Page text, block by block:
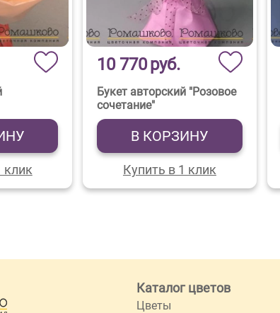
клик
10 770руб.
Букет авторский "Розовое
сочетание"
В КОРЗИНУ
Купить в 1 клик
Каталог цветов
Цветы